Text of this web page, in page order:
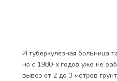
И туберкулёзная больница
но с 1980-х годов уже не
вывез от 2 до 3 метров